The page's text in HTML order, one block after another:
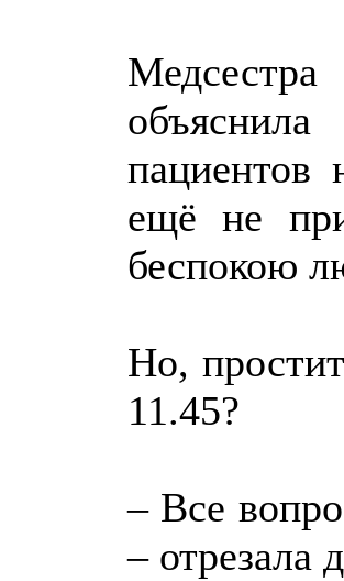
пациентов
ещё не
беспокою
Но,
11.45?
– Все
– отрезала